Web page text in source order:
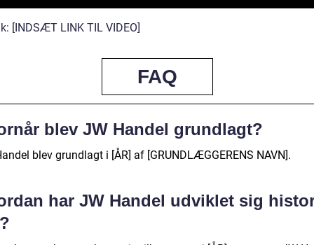
[INDSÆT LINK TIL VIDEO]
FAQ
blev JW Handel grundlagt?
blev grundlagt i [ÅR] af [GRUNDLÆGGERENS NAVN].
har JW Handel udviklet sig